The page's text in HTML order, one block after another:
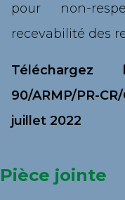
COLLECTE DE
pour non-
recevabilité des
90/ARMP/PR-
juillet 2022
Pièce jointe